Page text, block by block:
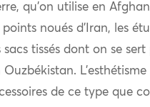
qu’on utilise en
noués d’Iran, les
tissés dont on se sert
L’esthétisme
de ce type que